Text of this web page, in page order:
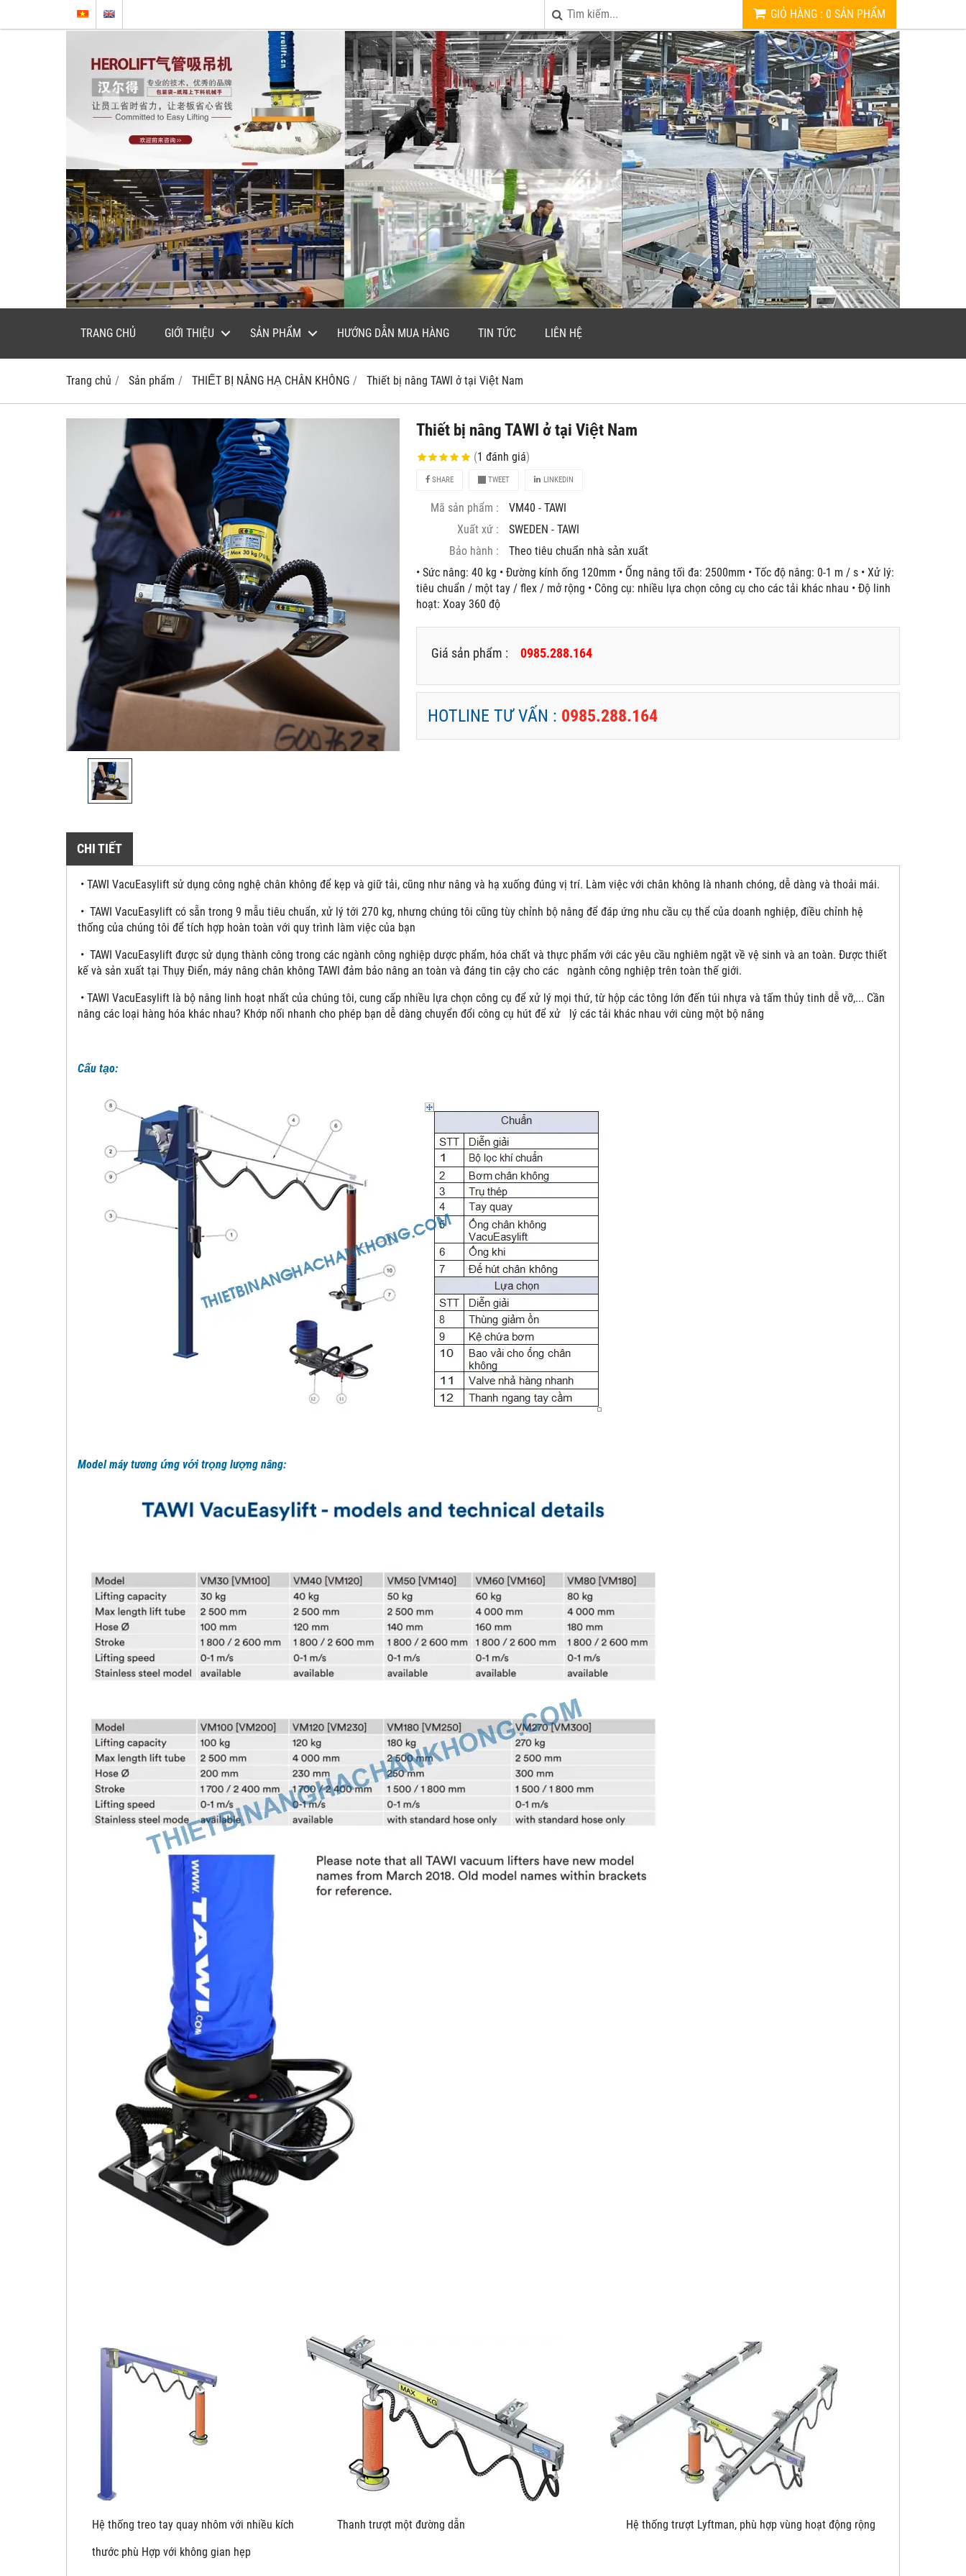
GIỎ HÀNG : 0 SẢN PHẨM
TRANG CHỦ GIỚI THIỆU SẢN PHẨM HƯỚNG DẪN MUA HÀNG TIN TỨC LIÊN HỆ
Trang chủ Sản phẩm THIẾT BỊ NÂNG HẠ CHÂN KHÔNG Thiết bị nâng TAWI ở tại Việt Nam
Thiết bị nâng TAWI ở tại Việt Nam
(1đánh giá)
SHARE TWEET LINKEDIN
Mã sản phẩm :
VM40 - TAWI
Xuất xứ :
SWEDEN - TAWI
Bảo hành :
Theo tiêu chuẩn nhà sản xuất
• Sức nâng: 40 kg • Đường kính ống 120mm • Ống nâng tối đa: 2500mm • Tốc độ nâng: 0-1 m / s • Xử lý:
tiêu chuẩn / một tay / flex / mở rộng • Công cụ: nhiều lựa chọn công cụ cho các tải khác nhau • Độ linh
hoạt: Xoay 360 độ
Giá sản phẩm : 0985.288.164
HOTLINE TƯ VẤN : 0985.288.164
CHI TIẾT
• TAWI VacuEasylift sử dụng công nghệ chân không để kẹp và giữ tải, cũng như nâng và hạ xuống đúng vị trí. Làm việc với chân không là nhanh chóng, dễ dàng và thoải mái.
• TAWI VacuEasylift có sẵn trong 9 mẫu tiêu chuẩn, xử lý tới 270 kg, nhưng chúng tôi cũng tùy chỉnh bộ nâng để đáp ứng nhu cầu cụ thể của doanh nghiệp, điều chỉnh hệ
thống của chúng tôi để tích hợp hoàn toàn với quy trình làm việc của bạn
• TAWI VacuEasylift được sử dụng thành công trong các ngành công nghiệp dược phẩm, hóa chất và thực phẩm với các yêu cầu nghiêm ngặt về vệ sinh và an toàn. Được thiết
kế và sản xuất tại Thụy Điển, máy nâng chân không TAWI đảm bảo nâng an toàn và đáng tin cậy cho các ngành công nghiệp trên toàn thế giới.
• TAWI VacuEasylift là bộ nâng linh hoạt nhất của chúng tôi, cung cấp nhiều lựa chọn công cụ để xử lý mọi thứ, từ hộp các tông lớn đến túi nhựa và tấm thủy tinh dễ vỡ,... Cần
nâng các loại hàng hóa khác nhau? Khớp nối nhanh cho phép bạn dễ dàng chuyển đổi công cụ hút để xử lý các tải khác nhau với cùng một bộ nâng
Cấu tạo:
Model máy tương ứng với trọng lượng nâng:
Hệ thống treo tay quay nhôm với nhiều kích Thanh trượt một đường dẫn Hệ thống trượt Lyftman, phù hợp vùng hoạt động rộng
thước phù Hợp với không gian hẹp